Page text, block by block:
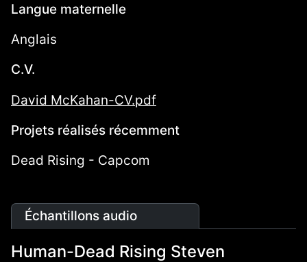
Langue maternelle
Anglais
C.V.
David McKahan-CV.pdf
Projets réalisés récemment
Dead Rising - Capcom
Échantillons audio
Human-Dead Rising Steven